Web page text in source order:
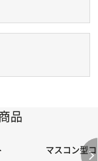
品
ッチRC-02/C002 /
マスコン型